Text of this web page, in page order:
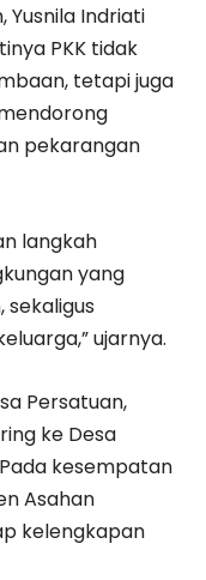
Yusnila Indriati
PKK tidak
tetapi juga
pekarangan
langkah
yang
sekaligus
ujarnya.
Persatuan,
ke Desa
kesempatan
Asahan
kelengkapan